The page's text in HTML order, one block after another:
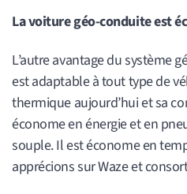
La voiture géo-conduite est
L’autre avantage du système
est adaptable à tout type de
thermique aujourd’hui et sa
économe en énergie et en
souple. Il est économe en
apprécions sur Waze et